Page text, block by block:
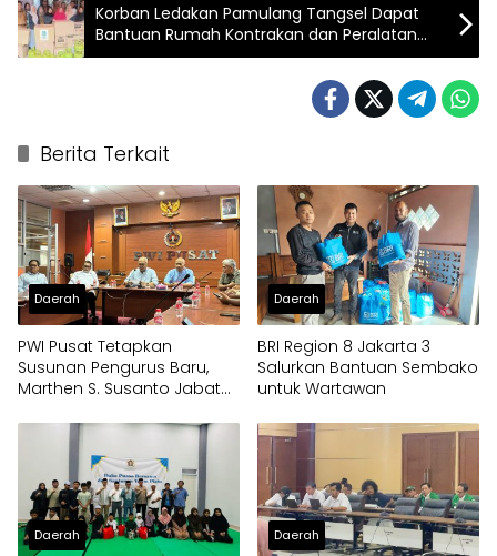
Korban Ledakan Pamulang Tangsel Dapat
Bantuan Rumah Kontrakan dan Peralatan
Dapur
Berita Terkait
Daerah
PWI Pusat Tetapkan
Susunan Pengurus Baru,
Marthen S. Susanto Jabat
Daerah
BRI Region 8 Jakarta 3
Salurkan Bantuan Sembako
untuk Wartawan
Daerah Daerah